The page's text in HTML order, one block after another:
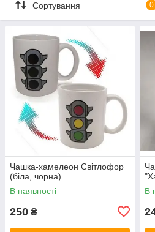
Сортування 0
Чашка-хамелеон Світлофор
(біла, чорна)
В наявності
250 ₴
В